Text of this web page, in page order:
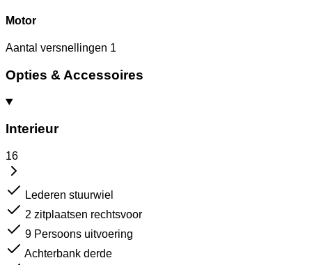
Motor
Aantal versnellingen 1
Opties & Accessoires
Interieur
16
Lederen stuurwiel
2 zitplaatsen rechtsvoor
9 Persoons uitvoering
Achterbank derde